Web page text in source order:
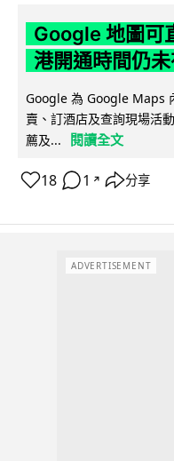
Google 地圖
港開通時間仍
Google 為 Google Maps
賣、訂酒店及查詢現場活
薦及...
閱讀全文
18 1 ↗ 分享
ADVERTISEMENT